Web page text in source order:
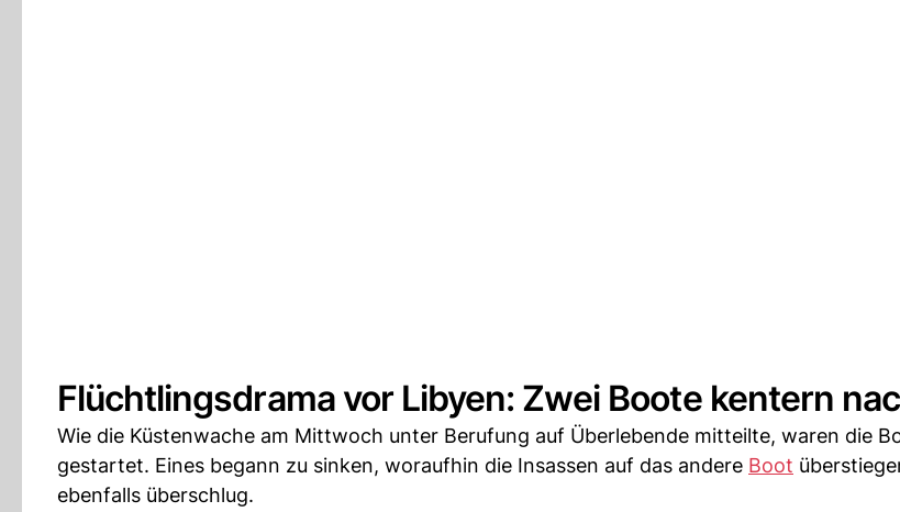
Flüchtlingsdrama vor Libyen: Zwei Boote kentern
Wie die Küstenwache am Mittwoch unter Berufung auf Überlebende mitteilte, waren die
gestartet. Eines begann zu sinken, woraufhin die Insassen auf das andere Boot
ebenfalls überschlug.